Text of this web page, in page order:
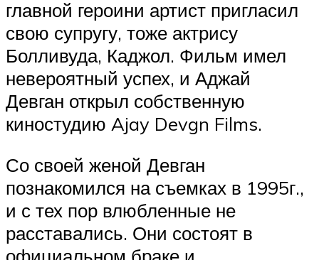
главной героини артист пригласил
свою супругу, тоже актрису
Болливуда, Каджол. Фильм имел
невероятный успех, и Аджай
Девган открыл собственную
киностудию Ajay Devgn Films.
Со своей женой Девган
познакомился на съемках в 1995г.,
и с тех пор влюбленные не
расставались. Они состоят в